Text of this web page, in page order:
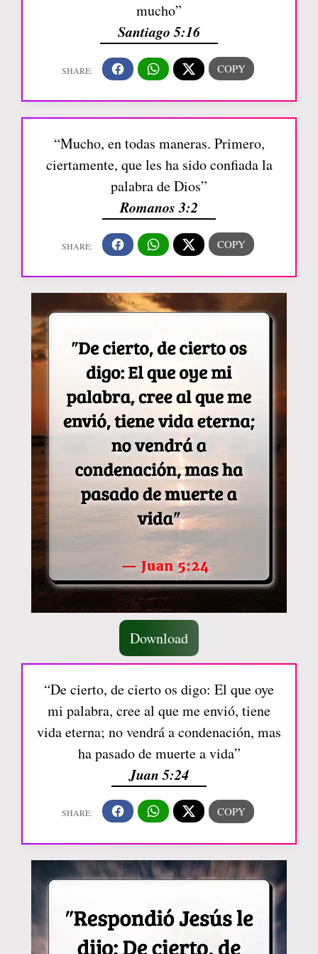
mucho”
Santiago 5:16
“Mucho, en todas maneras. Primero,
ciertamente, que les ha sido confiada la
palabra de Dios”
Romanos 3:2
Download
“De cierto, de cierto os digo: El que oye
mi palabra, cree al que me envió, tiene
vida eterna; no vendrá a condenación, mas
ha pasado de muerte a vida”
Juan 5:24